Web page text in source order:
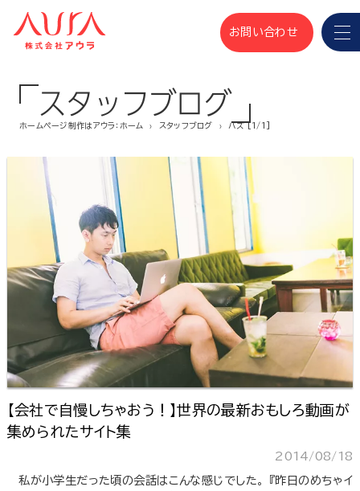
お問い合わせ
スタッフブログ
ホームページ制作はアウラ：ホーム スタッフブログ バズ [1/1]
【会社で自慢しちゃおう！】世界の最新おもしろ動画が
集められたサイト集
2014/08/18
私が小学生だった頃の会話はこんな感じでした。 『昨日のめちゃイ